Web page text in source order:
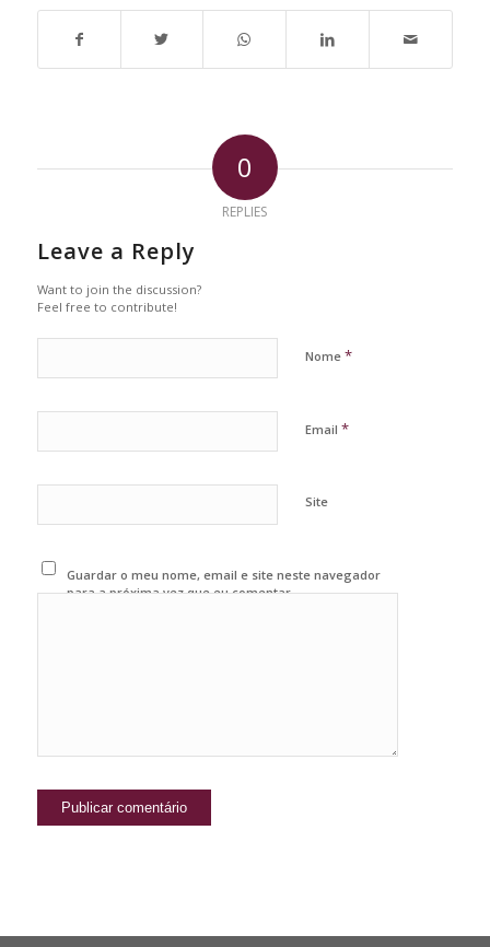
0
REPLIES
Leave a Reply
Want to join the discussion?
Feel free to contribute!
Nome *
Email *
Site
Guardar o meu nome, email e site neste navegador
para a próxima vez que eu comentar.